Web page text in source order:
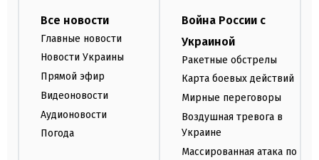
Все новости
Главные новости
Новости Украины
Прямой эфир
Видеоновости
Аудионовости
Погода
Война России с
Украиной
Ракетные обстрелы
Карта боевых действий
Мирные переговоры
Воздушная тревога в
Украине
Массированная атака по